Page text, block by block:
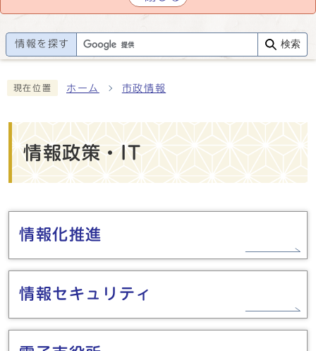
情報を探す 検索
現在位置 ホーム 市政情報
情報政策・IT
メインメニュー
情報化推進
情報セキュリティ